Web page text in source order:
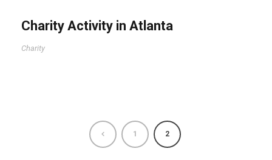
Charity Activity in Atlanta
Charity
1 2